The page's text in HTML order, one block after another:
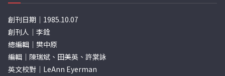
創刊日期｜1985.10.07
創刊人｜李銓
總編輯｜樊中原
編輯｜陳瑞斌、田美英、許棠詠
英文校對｜LeAnn Eyerman